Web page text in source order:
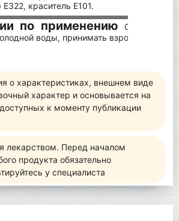
краситель E101.
по применению
Смешайте
воды, принимать взрослым 1
о характеристиках, внешнем виде
характер и основывается на
к моменту публикации
лекарством. Перед началом
продукта обязательно
у специалиста